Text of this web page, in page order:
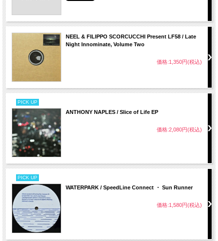
NEEL & FILIPPO SCORCUCCHI Present LF58 / Late
Night Innominate, Volume Two
価格:1,350円(税込)
PICK UP
ANTHONY NAPLES / Slice of Life EP
価格:2,080円(税込)
PICK UP
WATERPARK / SpeedLine Connect ・ Sun Runner
価格:1,580円(税込)